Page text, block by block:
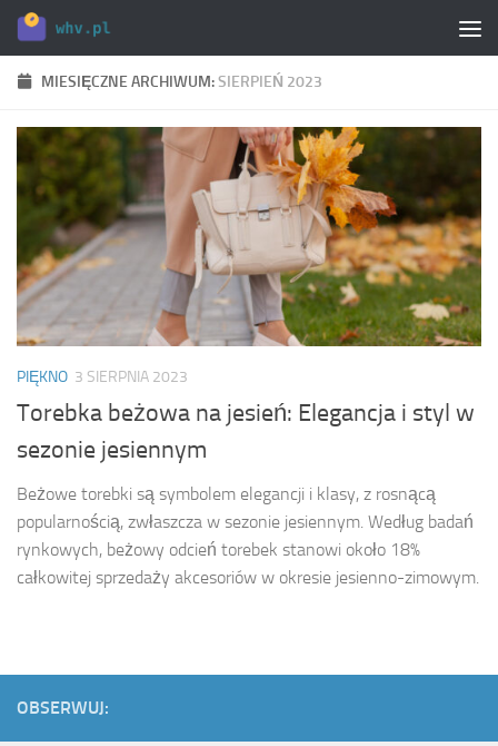
Skip to content
MIESIĘCZNE ARCHIWUM:SIERPIEŃ 2023
PIĘKNO 3 SIERPNIA 2023
Torebka beżowa na jesień: Elegancja i styl w
sezonie jesiennym
Beżowe torebki są symbolem elegancji i klasy, z rosnącą
popularnością, zwłaszcza w sezonie jesiennym. Według badań
rynkowych, beżowy odcień torebek stanowi około 18%
całkowitej sprzedaży akcesoriów w okresie jesienno-zimowym.
OBSERWUJ: